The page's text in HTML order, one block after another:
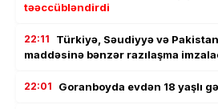
təəccübləndirdi
22:11
Türkiyə, Səudiyyə və
maddəsinə bənzər razılaşma
22:01 Goranboyda evdən 18 yaşlı